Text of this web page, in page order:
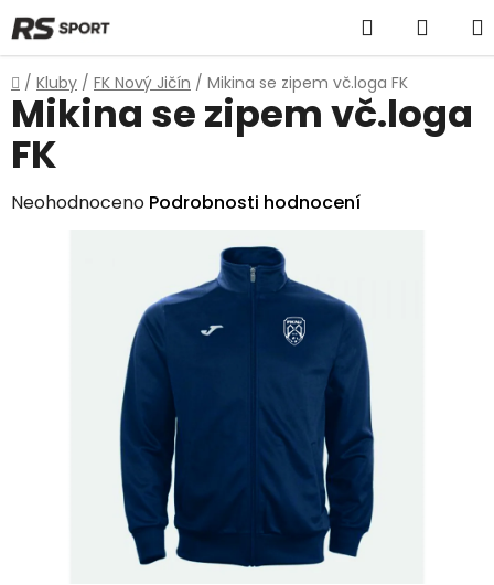
Přejít
na
obsah
Hledat
KOŠÍK
Domů
/ Kluby / FK Nový Jičín / Mikina se zipem vč.loga FK
Mikina se zipem vč.loga
FK
Průměrné
Neohodnoceno Podrobnosti hodnocení